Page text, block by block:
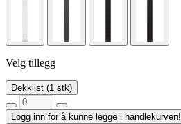
Velg tillegg
Dekklist (1 stk)
Logg inn for å kunne legge i handlekurven!